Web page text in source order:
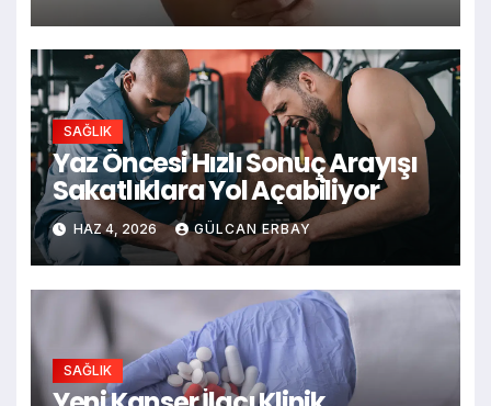
SAĞLIK
Yaz Öncesi Hızlı Sonuç Arayışı
Sakatlıklara Yol Açabiliyor
HAZ 4, 2026 GÜLCAN ERBAY
SAĞLIK